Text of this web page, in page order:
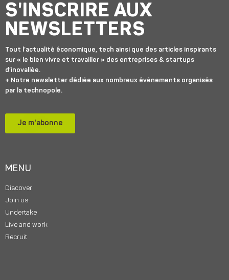
S'INSCRIRE AUX
NEWSLETTERS
Tout l’actualité économique, tech ainsi que des articles inspirants
sur « le bien vivre et travailler » des entreprises & startups
d’inovallée.
+ Notre newsletter dédiée aux nombreux événements organisés
par la technopole.
Je m'abonne
MENU
Discover
Join us
Undertake
Live and work
Recruit